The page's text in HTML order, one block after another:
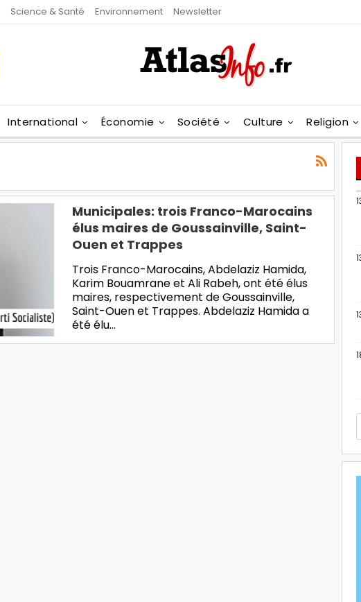
Science & Santé Environnement Newsletter
International Économie Société Culture Religion
Municipales: trois Franco-Marocains
élus maires de Goussainville, Saint-
Ouen et Trappes
Trois Franco-Marocains, Abdelaziz Hamida,
Karim Bouamrane et Ali Rabeh, ont été élus
maires, respectivement de Goussainville,
Saint-Ouen et Trappes. Abdelaziz Hamida a
été élu…